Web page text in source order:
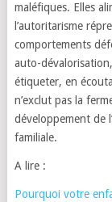
maléfiques. Elles
l’autoritarisme
comportements
auto-
étiqueter, en
n’exclut pas la
développement de
familiale.
A lire :
Pourquoi votre